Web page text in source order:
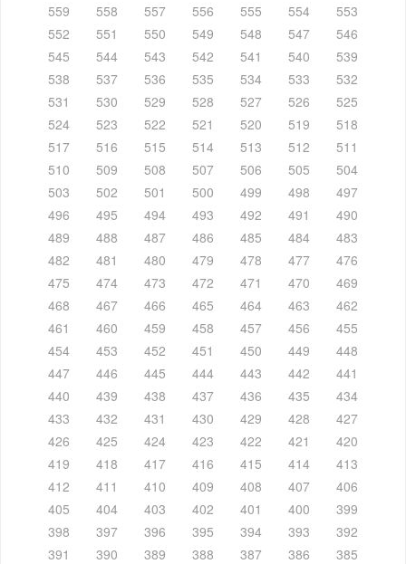
559
558 557 556 555 554
553
552
551 550 549 548 547
546
545
544 543 542 541 540
539
538
537 536 535 534 533
532
531
530 529 528 527 526
525
524
523 522 521 520 519
518
517
516 515 514 513 512
511
510
509 508 507 506 505
504
503
502 501 500 499 498
497
496
495 494 493 492 491
490
489
488 487 486 485 484
483
482
481 480 479 478 477
476
475
474 473 472 471 470
469
468
467 466 465 464 463
462
461
460 459 458 457 456
455
454
453 452 451 450 449
448
447
446 445 444 443 442
441
440
439 438 437 436 435
434
433
432 431 430 429 428
427
426
425 424 423 422 421
420
419
418 417 416 415 414
413
412
411 410 409 408 407
406
405
404 403 402 401 400
399
398
397 396 395 394 393
392
391
390 389 388 387 386
385